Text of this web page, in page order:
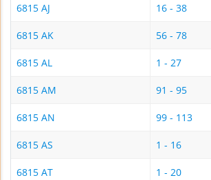
6815 AJ 16 - 38
6815 AK 56 - 78
6815 AL 1 - 27
6815 AM 91 - 95
6815 AN 99 - 113
6815 AS 1 - 16
6815 AT 1 - 20